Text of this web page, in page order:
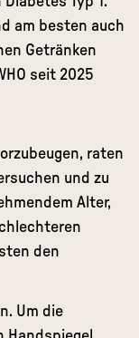
am besten auch
Getränken
seit 2025
raten
und zu
Alter,
den
Um die